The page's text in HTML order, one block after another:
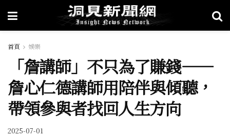
首頁 娛樂
「詹講師」不只為了賺錢——
詹心仁德講師用陪伴與傾聽，
帶領參與者找回人生方向
2025-07-01